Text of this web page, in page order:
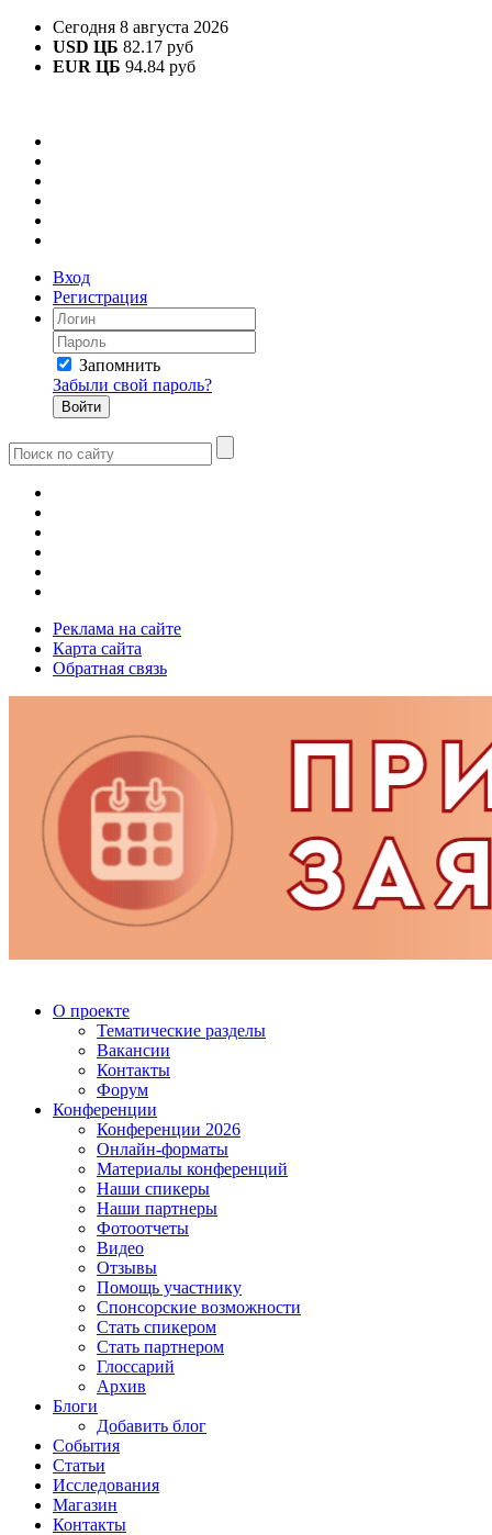
Сегодня 8 августа 2026
USD ЦБ 82.17 руб
EUR ЦБ 94.84 руб
Вход
Регистрация
Запомнить
Забыли свой пароль?
Реклама на сайте
Карта сайта
Обратная связь
О проекте
Тематические разделы
Вакансии
Контакты
Форум
Конференции
Конференции 2026
Онлайн-форматы
Материалы конференций
Наши спикеры
Наши партнеры
Фотоотчеты
Видео
Отзывы
Помощь участнику
Спонсорские возможности
Стать спикером
Стать партнером
Глоссарий
Архив
Блоги
Добавить блог
События
Статьи
Исследования
Магазин
Контакты